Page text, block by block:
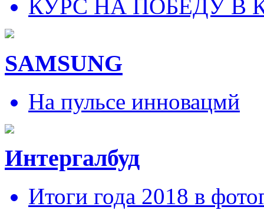
КУРС НА ПОБЕДУ В
SAMSUNG
На пульсе инновацмй
Интергалбуд
Итоги года 2018 в